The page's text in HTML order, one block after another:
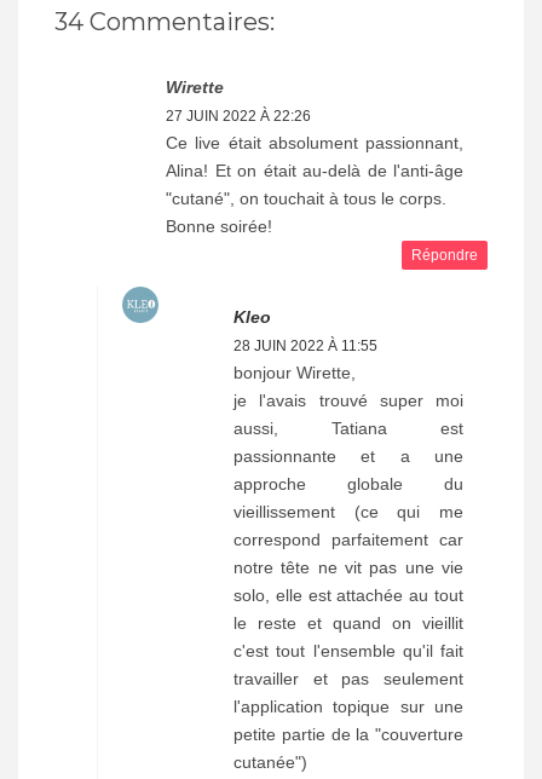
34 Commentaires:
Wirette
27 JUIN 2022 À 22:26
Ce live était absolument passionnant,
Alina! Et on était au-delà de l'anti-âge
"cutané", on touchait à tous le corps.
Bonne soirée!
Répondre
Kleo
28 JUIN 2022 À 11:55
bonjour Wirette,
je l'avais trouvé super moi
aussi, Tatiana est
passionnante et a une
approche globale du
vieillissement (ce qui me
correspond parfaitement car
notre tête ne vit pas une vie
solo, elle est attachée au tout
le reste et quand on vieillit
c'est tout l'ensemble qu'il fait
travailler et pas seulement
l'application topique sur une
petite partie de la "couverture
cutanée")